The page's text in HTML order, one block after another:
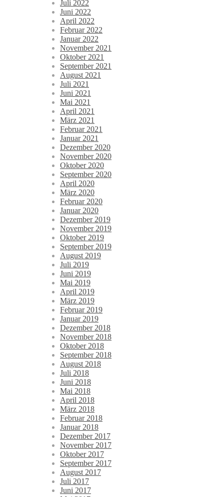
Juli 2022
Juni 2022
April 2022
Februar 2022
Januar 2022
November 2021
Oktober 2021
September 2021
August 2021
Juli 2021
Juni 2021
Mai 2021
April 2021
März 2021
Februar 2021
Januar 2021
Dezember 2020
November 2020
Oktober 2020
September 2020
April 2020
März 2020
Februar 2020
Januar 2020
Dezember 2019
November 2019
Oktober 2019
September 2019
August 2019
Juli 2019
Juni 2019
Mai 2019
April 2019
März 2019
Februar 2019
Januar 2019
Dezember 2018
November 2018
Oktober 2018
September 2018
August 2018
Juli 2018
Juni 2018
Mai 2018
April 2018
März 2018
Februar 2018
Januar 2018
Dezember 2017
November 2017
Oktober 2017
September 2017
August 2017
Juli 2017
Juni 2017